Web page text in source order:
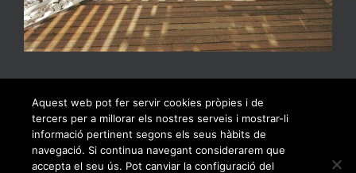
Aquest web pot fer servir cookies pròpies i de
tercers per a millorar els nostres serveis i mostrar-li
informació pertinent segons els seus hàbits de
navegació. Si continua navegant considerarem que
accepta el seu ús. Pot canviar la configuració del